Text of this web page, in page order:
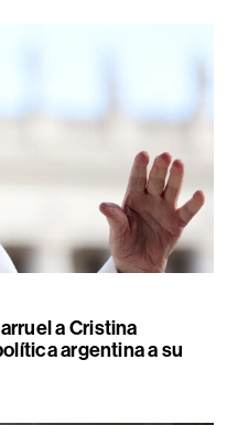
a Cristina
argentina a su